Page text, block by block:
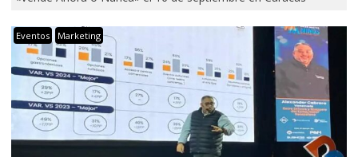
Eventos Marketing